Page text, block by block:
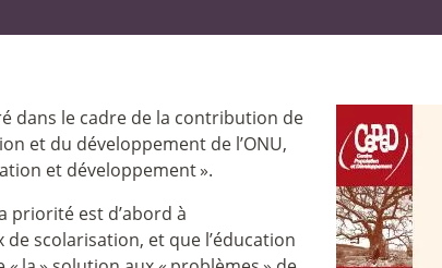
dans le cadre de la contribution de
et du développement de l’ONU,
et développement».
priorité est d’abord à
scolarisation, et que l’éducation